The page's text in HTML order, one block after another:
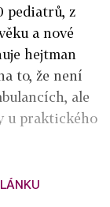
pediatrů, z
a nové
hejtman
to, že není
ale
u praktického